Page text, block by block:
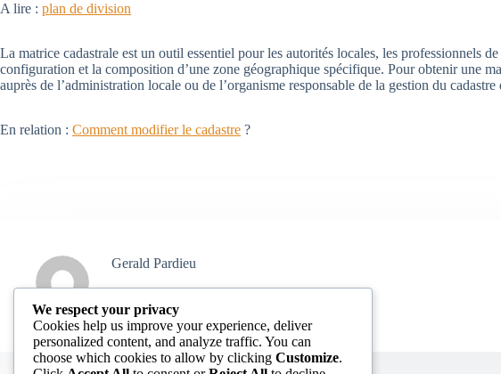
A lire : plan de division
La matrice cadastrale est un outil essentiel pour les autorités locales, les professionnels
configuration et la composition d’une zone géographique spécifique. Pour obtenir une
auprès de l’administration locale ou de l’organisme responsable de la gestion du
En relation : Comment modifier le cadastre ?
Gerald Pardieu
ARTICLES: 356
We respect your privacy
Cookies help us improve your experience, deliver
personalized content, and analyze traffic. You can
choose which cookies to allow by clicking Customize.